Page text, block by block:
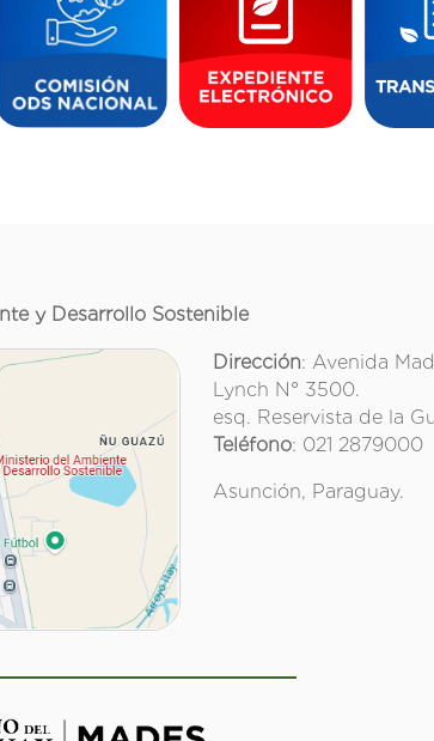
y Desarrollo Sostenible
Dirección: Avenida
Lynch N° 3500.
esq. Reservista de la
Teléfono: 021 2879000
Asunción, Paraguay.